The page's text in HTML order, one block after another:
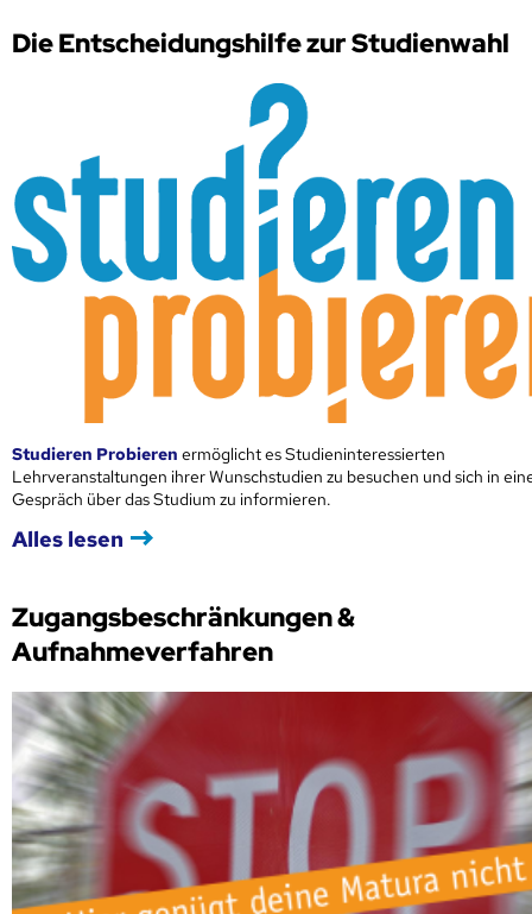
Die Entscheidungshilfe zur Studienwahl
Studieren Probieren ermöglicht es Studieninteressierten
Lehrveranstaltungen ihrer Wunschstudien zu besuchen und sich in
Gespräch über das Studium zu informieren.
Alles lesen
Zugangsbeschränkungen &
Aufnahmeverfahren